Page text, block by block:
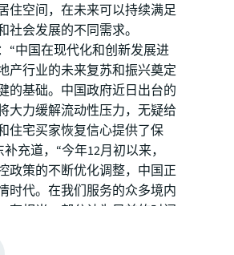
住空间，在未来可以持续满足
社会发展的不同需求。
“中国在现代化和创新发展进
产行业的未来复苏和振兴奠定
的基础。中国政府近日出台的
大力缓解流动性压力，无疑给
住宅买家恢复信心提供了保
充道，“今年12月初以来，
政策的不断优化调整，中国正
时代。在我们服务的众多境内
有相当一部分认为目前的时间
之机’，能够以非常优越的价
中国房地产的投资配置份额。